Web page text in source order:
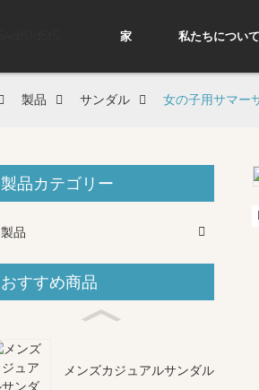
家 私たちについて
製品 サンダル 女の子用サマー
製品カテゴリー
製品
おすすめ商品
メンズカジュアルサンダル
Loading...
Loading...